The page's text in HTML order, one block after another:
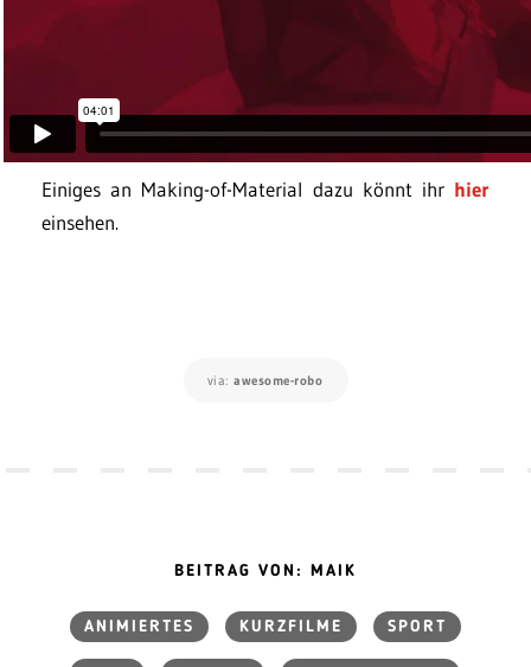
Einiges an Making-of-Material dazu könnt ihr hier
einsehen.
via: awesome-robo
BEITRAG VON: MAIK
ANIMIERTES KURZFILME SPORT